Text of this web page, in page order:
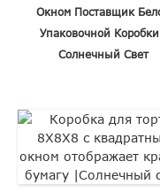
Окном Поставщик
Упаковочной
Солнечный Свет